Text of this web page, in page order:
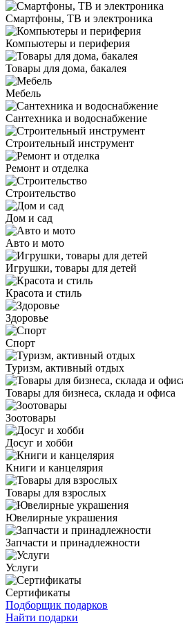
Смартфоны, ТВ и электроника
Компьютеры и периферия
Товары для дома, бакалея
Мебель
Сантехника и водоснабжение
Строительный инструмент
Ремонт и отделка
Строительство
Дом и сад
Авто и мото
Игрушки, товары для детей
Красота и стиль
Здоровье
Спорт
Туризм, активный отдых
Товары для бизнеса, склада и офиса
Зоотовары
Досуг и хобби
Книги и канцелярия
Товары для взрослых
Ювелирные украшения
Запчасти и принадлежности
Услуги
Сертификаты
Подборщик подарков
Найти подарки